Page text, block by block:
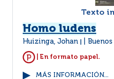
Texto
Homo ludens
Huizinga, Johan
| En formato papel.
MÁS INFORMACIÓN...